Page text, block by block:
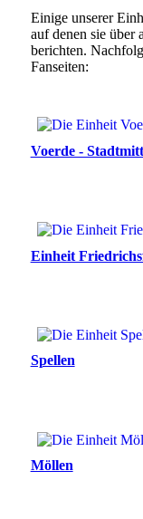
Einige unserer
auf denen sie über
berichten.
Fanseiten:
Voerde -
Einheit
Spellen
Möllen